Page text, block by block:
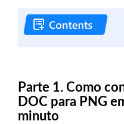
Parte 1. Como
DOC para PNG
minuto